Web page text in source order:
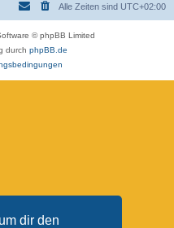
dir den
Alle Zeiten sind UTC+02:00
© phpBB Limited
durch phpBB.de